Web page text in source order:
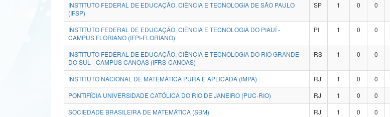
INSTITUTO FEDERAL DE EDUCAÇÃO, CIÊNCIA E TECNOLOGIA DE SÃO PAULO
(IFSP)
SP 1 0 0
INSTITUTO FEDERAL DE EDUCAÇÃO, CIÊNCIA E TECNOLOGIA DO PIAUÍ -
CAMPUS FLORIANO (IFPI-FLORIANO)
PI 1 0 0
INSTITUTO FEDERAL DE EDUCAÇÃO, CIÊNCIA E TECNOLOGIA DO RIO GRANDE
DO SUL - CAMPUS CANOAS (IFRS-CANOAS)
RS 1 0 0
INSTITUTO NACIONAL DE MATEMÁTICA PURA E APLICADA (IMPA) RJ 1 0 0
PONTIFÍCIA UNIVERSIDADE CATÓLICA DO RIO DE JANEIRO (PUC-RIO)
RJ 1 0 0
SOCIEDADE BRASILEIRA DE MATEMÁTICA (SBM)
RJ 1 0 0